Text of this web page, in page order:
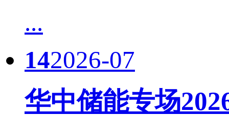
...
142026-07
华中储能专场